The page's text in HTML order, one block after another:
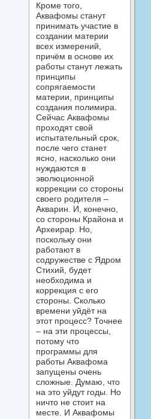
Кроме того,
Аквафомы станут
принимать участие в
создании материи
всех измерений,
причём в основе их
работы станут лежать
принципы
сопрягаемости
материи, принципы
создания полимира.
Сейчас Аквафомы
проходят свой
испытательный срок,
после чего станет
ясно, насколько они
нуждаются в
эволюционной
коррекции со стороны
своего родителя –
Акварин. И, конечно,
со стороны Крайона и
Археирар. Но,
поскольку они
работают в
содружестве с Ядром
Стихий, будет
необходима и
коррекция с его
стороны. Сколько
времени уйдёт на
этот процесс? Точнее
– на эти процессы,
потому что
программы для
работы Аквафома
запущены очень
сложные. Думаю, что
на это уйдут годы. Но
ничто не стоит на
месте. И Аквафомы